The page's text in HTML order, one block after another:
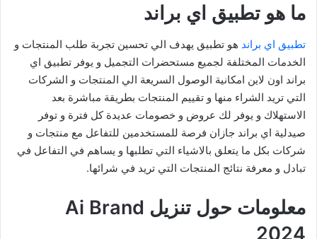
ما هو تطبيق اي براند
تطبيق اي براند هو تطبيق يهدف الي تحسين تجربة طلب المنتجات و
الخدمات المختلفة لجميع مستحضرات التجميل و يوفر تطبيق اي
براند اون لاين امكانية الوصول السريعة الي المنتجات و الشركات
التي تريد الشراء منها و تقييم المنتجات بطريقة مباشرة بعد
الاستهلاك و يوفر لك عروض و خصومات عديدة كل فترة و توفر
صيدلية اي براند جازان فرصة للمستخدمين للتفاعل مع منتجات و
شركات بكل ما يتعلق بالاشياء التي تطلبها و يساهم في التفاعل في
تبادل و معرفة نتائج المنتجات التي تريد في شرائها.
معلومات حول تنزيل Ai Brand
2024